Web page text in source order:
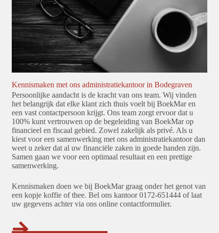
Kennismaken met ons administratiekantoor in Bodegraven
Persoonlijke aandacht is de kracht van ons team. Wij vinden
het belangrijk dat elke klant zich thuis voelt bij BoekMar en
een vast contactpersoon krijgt. Ons team zorgt ervoor dat u
100% kunt vertrouwen op de begeleiding van BoekMar op
financieel en fiscaal gebied. Zowel zakelijk als privé. Als u
kiest voor een samenwerking met ons administratiekantoor dan
weet u zeker dat al uw financiële zaken in goede handen zijn.
Samen gaan we voor een optimaal resultaat en een prettige
samenwerking.
Kennismaken doen we bij BoekMar graag onder het genot van
een kopje koffie of thee. Bel ons kantoor 0172-651444 of laat
uw gegevens achter via ons online contactformulier.